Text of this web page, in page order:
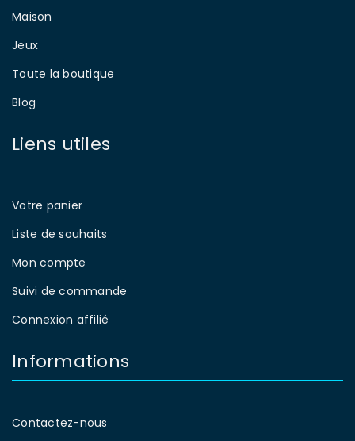
Maison
Jeux
Toute la boutique
Blog
Liens utiles
Votre panier
Liste de souhaits
Mon compte
Suivi de commande
Connexion affilié
Informations
Contactez-nous